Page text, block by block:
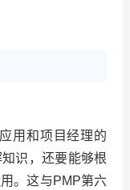
用和项目经理的
识，还要能够根
。这与PMP第六